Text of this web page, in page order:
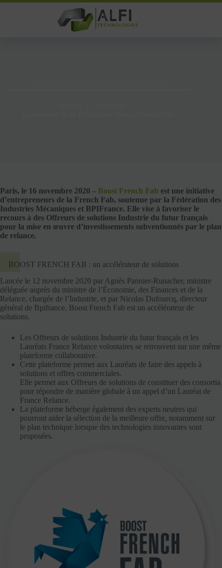
Passer
Paris, le 16 novembre 2020 – Boost French Fab est une initiative
d’entrepreneurs de la French Fab, soutenue par la Fédération des
Industries Mécaniques et BPIFrance. Elle vise à favoriser le
recours à des Offreurs de solutions Industrie du futur français
pour la mise en œuvre d’investissements subventionnés par le plan
de relance.
BOOST FRENCH FAB : un accélérateur de solutions
Lancée le 12 novembre 2020 par Agnès Pannier-Runacher, ministre
déléguée auprès du ministre de l’Économie, des Finances et de la
Relance, chargée de l’Industrie, et par Nicolas Dufourcq, directeur
général de Bpifrance, Boost French Fab est un accélérateur de
solutions.
Les Offreurs de solutions Industrie du futur français et les
Lauréats France Relance volontaires se retrouvent sur une même
plateforme collaborative.
Cette plateforme permet aux Lauréats de faire des appels à
solutions et offres commerciales.
Elle permet aux Offreurs de solutions de constituer des consortia
pour répondre de manière globale à un appel d’un Lauréat de
France Relance.
La plateforme héberge également des experts neutres qui
pourront aider la sélection de la meilleure offre, notamment sur
le plan technique lorsque des technologies innovantes sont
proposées.